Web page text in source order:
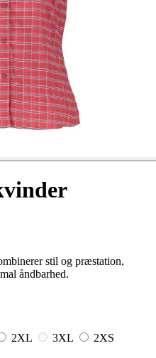
stil og præstation,
åndbarhed.
2XL 3XL
2XS